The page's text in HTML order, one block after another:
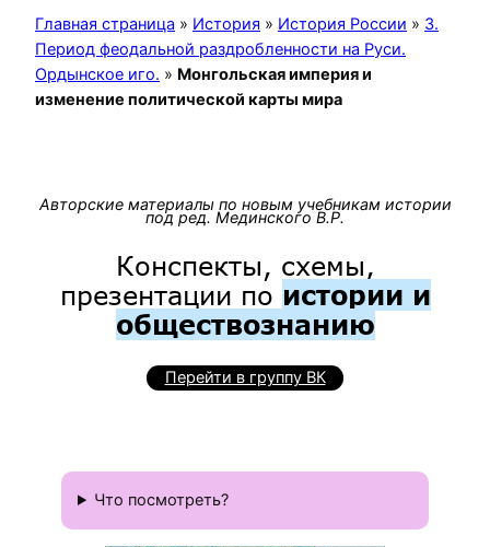
Главная страница » История » История России » 3.
Период феодальной раздробленности на Руси.
Ордынское иго. » Монгольская империя и
изменение политической карты мира
Авторские материалы по новым учебникам истории
под ред. Мединского В.Р.
Конспекты, схемы,
презентации по истории и
обществознанию
Перейти в группу ВК
Что посмотреть?